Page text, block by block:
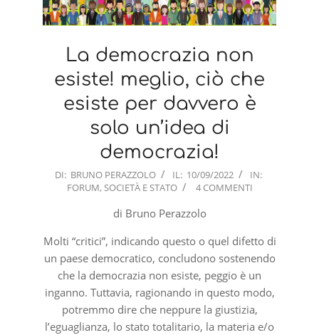
La democrazia non
esiste! meglio, ciò che
esiste per davvero è
solo un’idea di
democrazia!
2022-
DI: BRUNO PERAZZOLO IL: 10/09/2022
IN:
FORUM, SOCIETÀ E STATO 4 COMMENTI
di Bruno Perazzolo
Molti “critici”, indicando questo o quel difetto di
un paese democratico, concludono sostenendo
che la democrazia non esiste, peggio è un
inganno. Tuttavia, ragionando in questo modo,
potremmo dire che neppure la giustizia,
l’eguaglianza, lo stato totalitario, la materia e/o